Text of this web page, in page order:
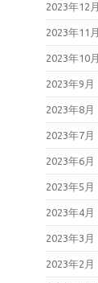
2023年12月
2023年11月
2023年10月
2023年9月
2023年8月
2023年7月
2023年6月
2023年5月
2023年4月
2023年3月
2023年2月